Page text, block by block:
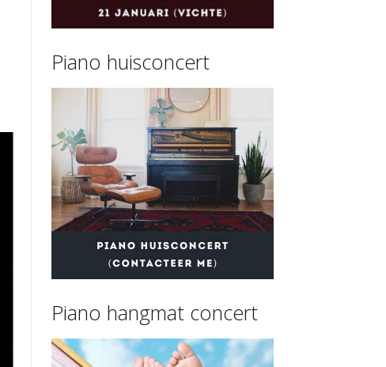
Piano huisconcert
Piano hangmat concert